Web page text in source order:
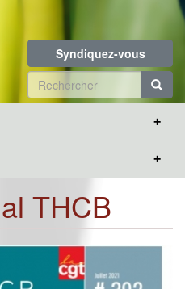
Syndiquez-vous
Formulaire
de
THCB